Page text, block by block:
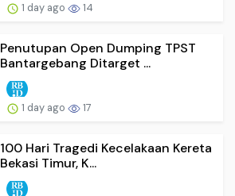
1 day ago 14
Penutupan Open Dumping TPST
Bantargebang Ditarget ...
1 day ago 17
100 Hari Tragedi Kecelakaan Kereta
Bekasi Timur, K...